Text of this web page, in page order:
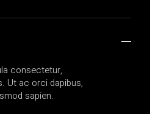
consectetur,
Ut ac orci dapibus,
sapien.